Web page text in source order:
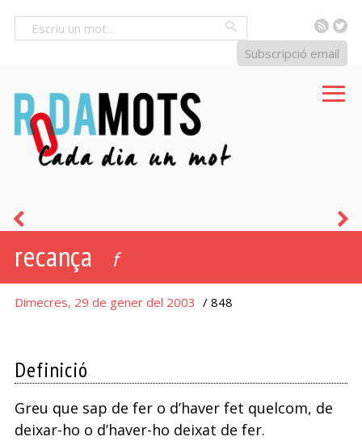
RSS
Subscripció email
recança f
Dimecres, 29 de gener del 2003 / 848
Definició
Greu que sap de fer o d’haver fet quelcom, de
deixar-ho o d’haver-ho deixat de fer.
a
pleret